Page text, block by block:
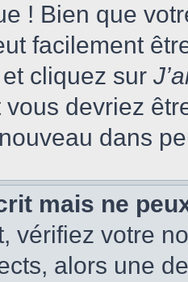
! Bien que
facilement
cliquez sur
vous devriez
dans
mais ne
vérifiez votre
alors une